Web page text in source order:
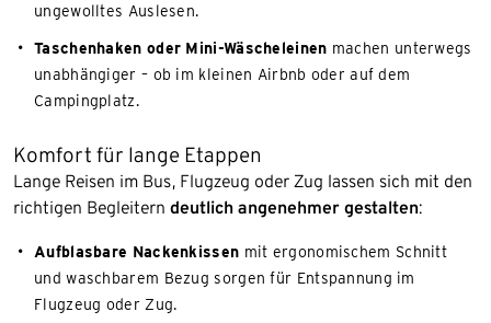
ungewolltes Auslesen.
Taschenhaken oder Mini-Wäscheleinen machen unterwegs
unabhängiger – ob im kleinen Airbnb oder auf dem
Campingplatz.
Komfort für lange Etappen
Lange Reisen im Bus, Flugzeug oder Zug lassen sich mit den
richtigen Begleitern deutlich angenehmer gestalten:
Aufblasbare Nackenkissen mit ergonomischem Schnitt
und waschbarem Bezug sorgen für Entspannung im
Flugzeug oder Zug.